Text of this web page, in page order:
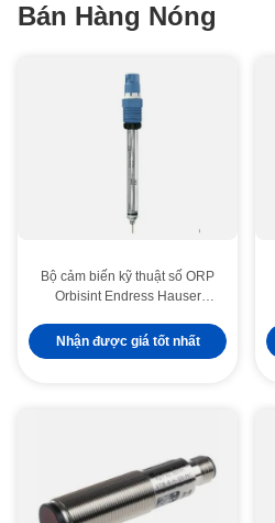
Bán Hàng Nóng
Bộ cảm biến kỹ thuật số ORP
Orbisint Endress Hauser
7PA21
Nhận được giá tốt nhất